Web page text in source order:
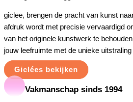
giclee, brengen de pracht van kunst
afdruk wordt met precisie vervaardigd
van het originele kunstwerk te
jouw leefruimte met de unieke
Giclées bekijken
Vakmanschap sinds 1994